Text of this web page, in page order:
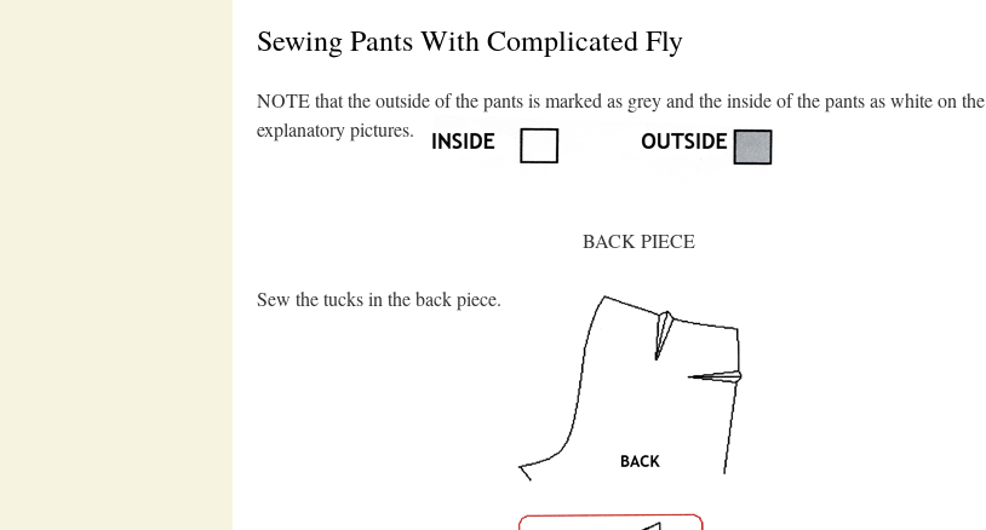
Sewing Pants With Complicated Fly
NOTE that the outside of the pants is marked as grey and the inside of the pants as white on the
explanatory pictures.
BACK PIECE
Sew the tucks in the back piece.